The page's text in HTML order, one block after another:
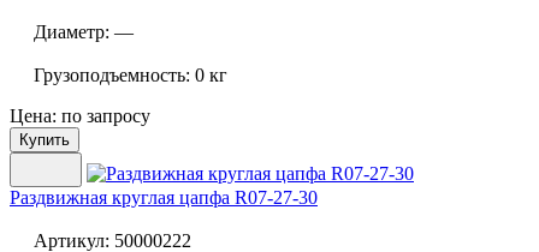
Диаметр: —
Грузоподъемность: 0 кг
Цена: по запросу
Купить
Раздвижная круглая цапфа R07-27-30
Артикул: 50000222